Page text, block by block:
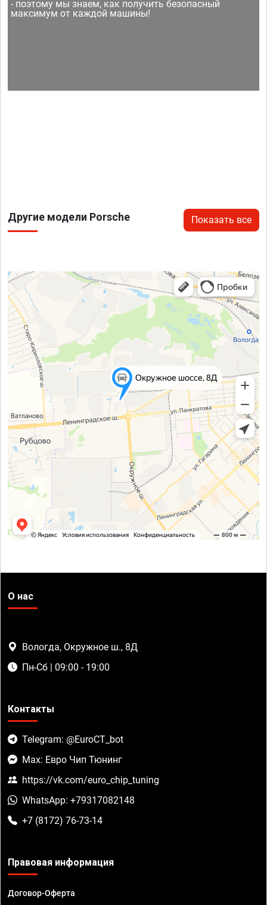
- поэтому мы знаем, как получить безопасный
максимум от каждой машины!
Другие модели Porsche Показать все
О нас
Вологда, Окружное ш., 8Д
Пн-Сб | 09:00 - 19:00
Контакты
Telegram: @EuroCT_bot
Max: Евро Чип Тюнинг
https://vk.com/euro_chip_tuning
WhatsApp: +79317082148
+7 (8172) 76-73-14
Правовая информация
Договор-Оферта